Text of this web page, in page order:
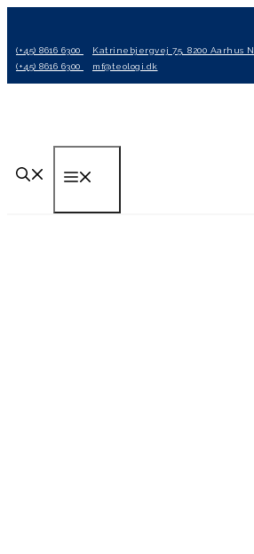
indhold
(+45) 8616 6300 Katrinebjergvej 75, 8200 Aarhus N
(+45) 8616 6300
mf@teologi.dk